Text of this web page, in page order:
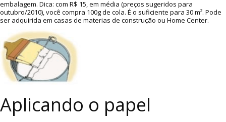
embalagem. Dica: com R$ 15, em média (preços sugeridos para
outubro/2010), você compra 100g de cola. É o suficiente para 30 m². Pode
ser adquirida em casas de materias de construção ou Home Center.
Aplicando o papel